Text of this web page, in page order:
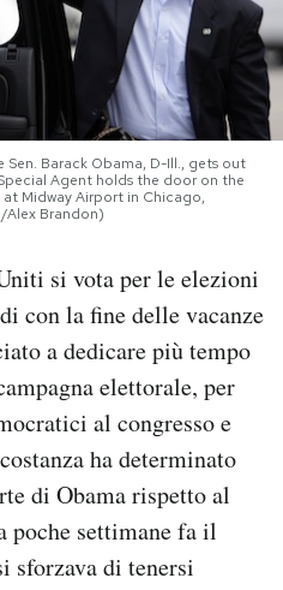
Barack Obama, D-Ill., gets out
Agent holds the door on the
Midway Airport in Chicago,
Brandon)
si vota per le elezioni
con la fine delle vacanze
a dedicare più tempo
elettorale, per
al congresso e
ha determinato
di Obama rispetto al
poche settimane fa il
sforzava di tenersi